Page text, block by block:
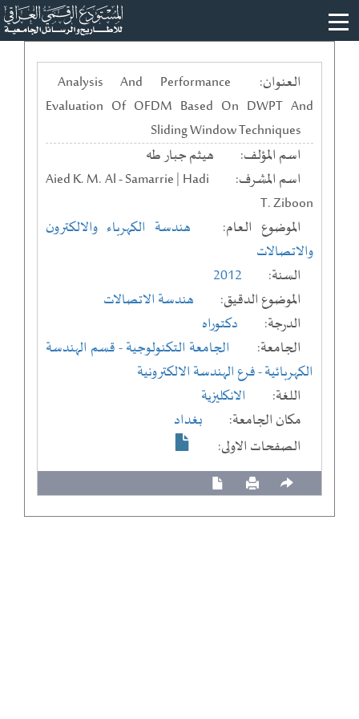
العنوان:
Analysis And Performance
Evaluation Of OFDM Based On DWPT And
Sliding Window Techniques
اسم المؤلف:
هيثم جبار طه
اسم المشرف:
Aied K. M. Al - Samarrie | Hadi
T. Ziboon
الموضوع العام:
هندسة الكهرباء والالكترون
والاتصالات
السنة:
2012
الموضوع الدقيق:
هندسة الاتصالات
الدرجة:
دكتوراه
الجامعة:
الجامعة التكنولوجية- قسم الهندسة
الكهربائية- فرع الهندسة الالكترونية
اللغة:
الانكليزية
مكان الجامعة:
بغداد
الصفحات الاولى: